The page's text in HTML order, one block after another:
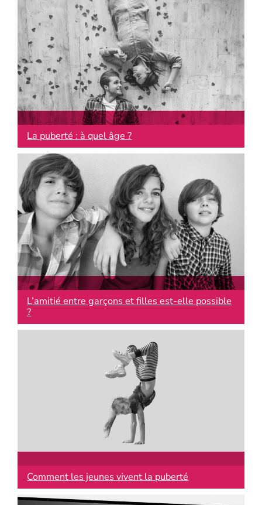
La puberté : à quel âge ?
L’amitié entre garçons et filles est-elle possible
?
Comment les jeunes vivent la puberté